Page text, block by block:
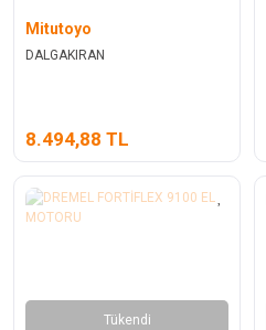
Mitutoyo
DALGAKIRAN
8.494,88 TL
Tükendi